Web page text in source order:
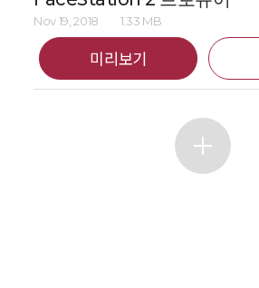
Nov 19, 2018 1.33 MB
미리보기